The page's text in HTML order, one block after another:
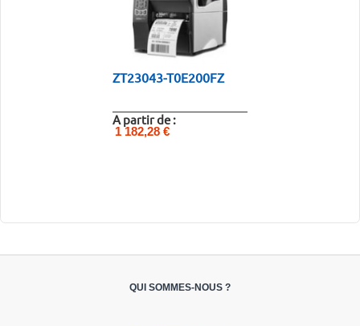
ZT23043-T0E200FZ
A partir de :
1 182,28 €
QUI SOMMES-NOUS ?